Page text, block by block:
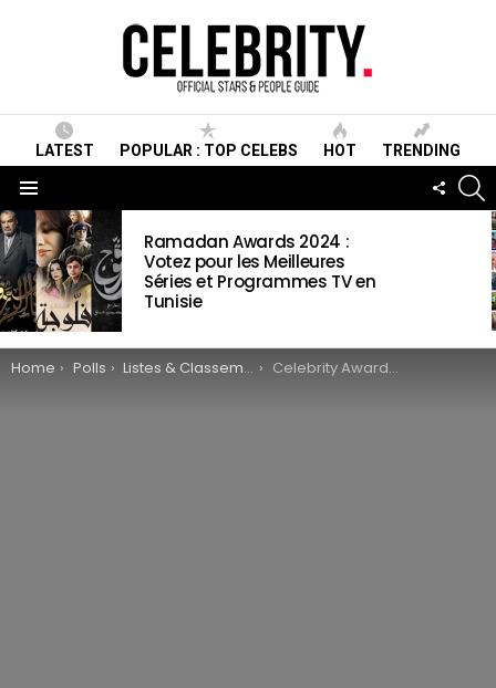
LATEST POPULAR : TOP CELEBS HOT TRENDING
LATEST
STORIES
Ramadan Awards 2024 :
Votez pour les Meilleures
Séries et Programmes TV en
Tunisie
You are here:
Home Polls Listes & Classements Celebrity Awards 2018 : Votez pour choisir les personnalités marocaines de l’année 2018